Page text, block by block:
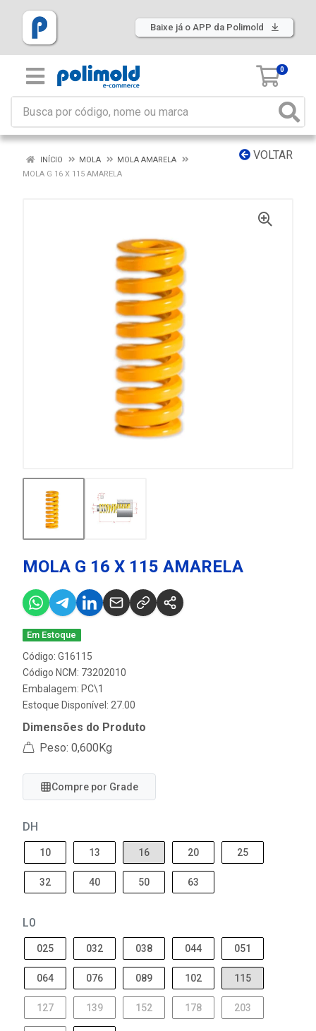
Baixe já o APP da Polimold
0
VOLTAR
INÍCIO MOLA
MOLA AMARELA
MOLA G 16 X 115 AMARELA
MOLA G 16 X 115 AMARELA
Em Estoque
Código: G16115
Código NCM: 73202010
Embalagem: PC\1
Estoque Disponível: 27.00
Dimensões do Produto
Peso: 0,600Kg
Compre por Grade
DH
10 13 16 20 25
32 40 50 63
L0
025 032 038 044 051
064 076 089 102 115
127 139 152 178 203